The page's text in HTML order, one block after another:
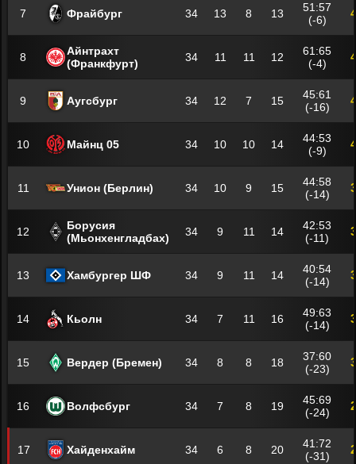
7 Фрайбург 34 13 8 13
51:57
(-6)
8
Айнтрахт
(Франкфурт)
34 11 11 12
61:65
(-4)
9 Аугсбург 34 12 7 15
45:61
(-16)
10 Майнц 05 34 10 10 14
44:53
(-9)
11 Унион (Берлин) 34 10 9 15
44:58
(-14)
12
Борусия
(Мьонхенгладбах)
34 9 11 14
42:53
(-11)
13 Хамбургер ШФ 34 9 11 14
40:54
(-14)
14 Кьолн 34 7 11 16
49:63
(-14)
15 Вердер (Бремен) 34 8 8 18
37:60
(-23)
16 Волфсбург 34 7 8 19
45:69
(-24)
17 Хайденхайм 34 6 8 20
41:72
(-31)